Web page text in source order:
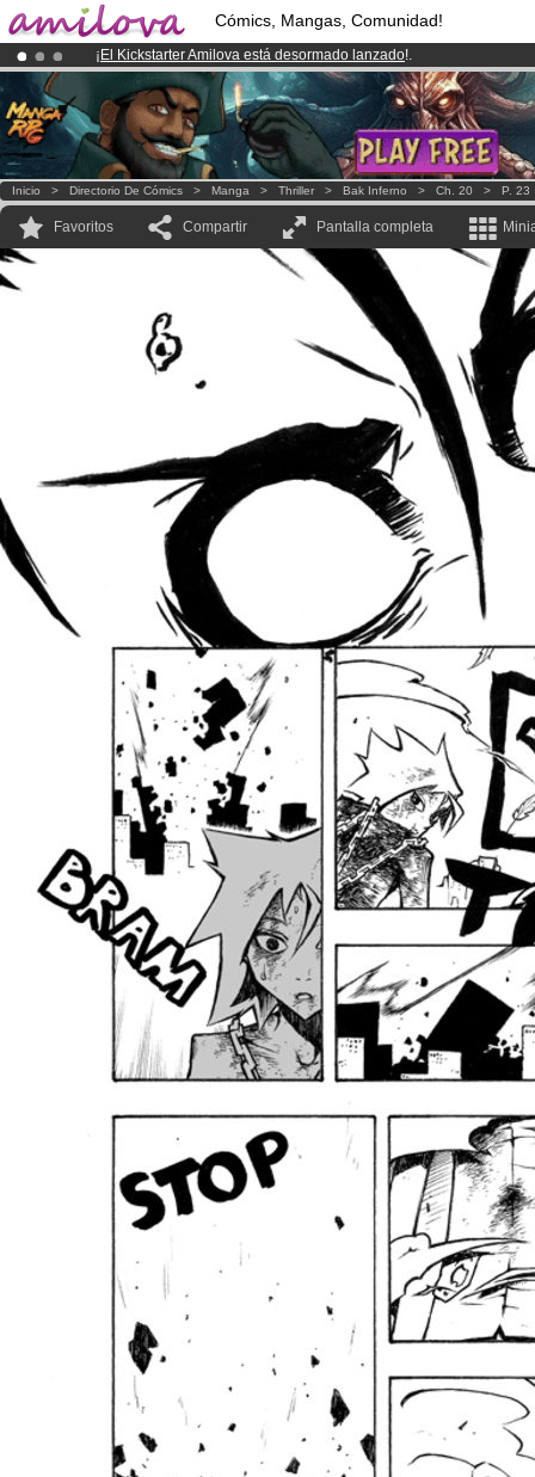
Cómics, Mangas, Comunidad!
¡ El Kickstarter Amilova está desormado lanzado!.
¡Conviertete en Premium por3.95 eurosal mes!Hazte Premium ya
¡Ya tenemos 100000miembrosy 1000 Cómics y Mangas!.
Inicio > Directorio De Cómics > Manga > Thriller > Bak Inferno > Ch. 20 > P. 23
Favoritos Compartir Pantalla completa